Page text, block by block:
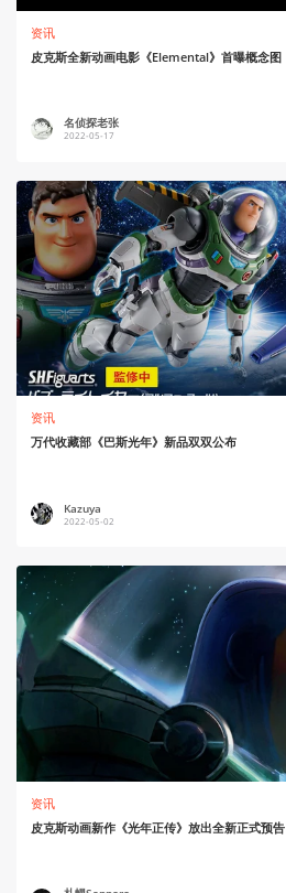
资讯
皮克斯全新动画电影《Elemental》首曝概念图
名侦探老张
2022-05-17
资讯
万代收藏部《巴斯光年》新品双双公布
Kazuya
2022-05-02
资讯
皮克斯动画新作《光年正传》放出全新正式预告